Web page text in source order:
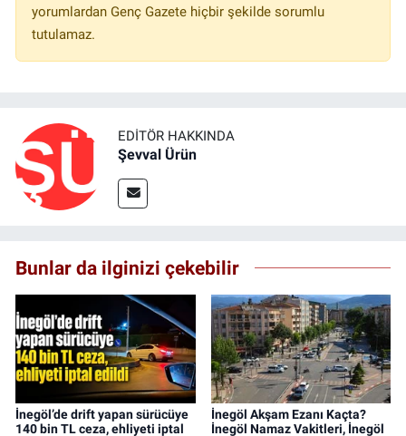
yorumlardan Genç Gazete hiçbir şekilde sorumlu
tutulamaz.
EDITÖR HAKKINDA
Şevval Ürün
Bunlar da ilginizi çekebilir
İnegöl’de drift yapan sürücüye
140 bin TL ceza, ehliyeti iptal
İnegöl Akşam Ezanı Kaçta?
İnegöl Namaz Vakitleri, İnegöl